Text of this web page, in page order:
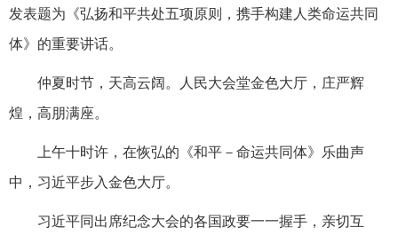
发表题为《弘扬和平共处五项原则，携手构建人类命运共同
体》的重要讲话。
仲夏时节，天高云阔。人民大会堂金色大厅，庄严辉
煌，高朋满座。
上午十时许，在恢弘的《和平－命运共同体》乐曲声
中，习近平步入金色大厅。
习近平同出席纪念大会的各国政要一一握手，亲切互